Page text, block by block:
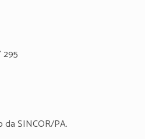
295
da SINCOR/PA.